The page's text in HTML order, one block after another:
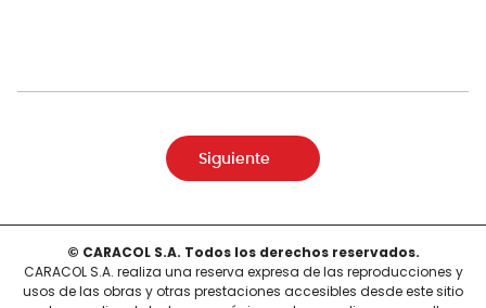
Siguiente
© CARACOL S.A. Todos los derechos reservados.
CARACOL S.A. realiza una reserva expresa de las reproducciones y
usos de las obras y otras prestaciones accesibles desde este sitio